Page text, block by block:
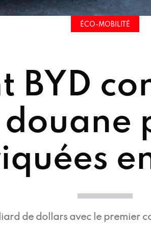
ÉCO-MOBILITÉ
BYD
de dollars avec le premier